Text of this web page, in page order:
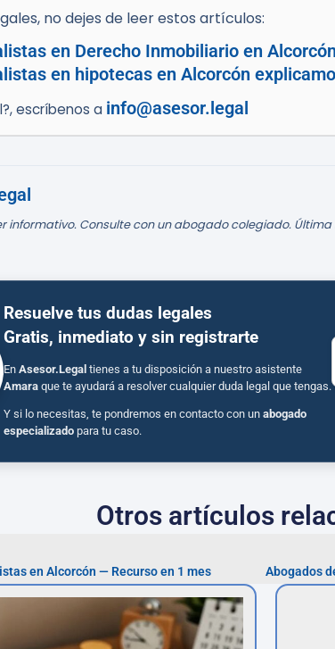
no dejes de leer estos artículos:
en Derecho Inmobiliario en
en hipotecas en Alcorcón
escríbenos a info@asesor.legal
Consulte con un abogado colegiado. Última
Resuelve tus dudas legales
Gratis, inmediato y sin registrarte
En Asesor.Legal tienes a tu disposición a nuestro asistente
Amara que te ayudará a resolver cualquier duda legal que tengas.
Y si lo necesitas, te pondremos en contacto con un abogado
especializado para tu caso.
Otros artículos
en Alcorcón — Recurso en 1 mes